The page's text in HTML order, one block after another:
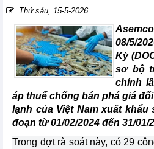
Thứ sáu, 15-5-2026
08/5/
Kỳ
sơ bộ
chính
áp thuế chống bán phá giá
lạnh của Việt Nam xuất
đoạn từ 01/02/2024 đến 31/01/
Trong đợt rà soát này, có 29